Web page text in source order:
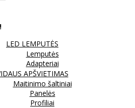
LED LEMPUTĖS
Lemputės
Adapteriai
APŠVIETIMAS
Maitinimo šaltiniai
Panelės
Profiliai